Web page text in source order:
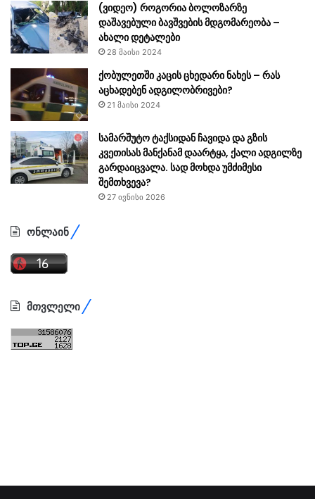
(ვიდეო) როგორია ბოლოზარზე
დაშავებული ბავშვების მდგომარეობა –
ახალი დეტალები
28 მაისი 2024
ქობულეთში კაცის ცხედარი ნახეს – რას
აცხადებენ ადგილობრივები?
21 მაისი 2024
სამარშუტო ტაქსიდან ჩავიდა და გზის
კვეთისას მანქანამ დაარტყა, ქალი ადგილზე
გარდაიცვალა. სად მოხდა უმძიმესი
შემთხვევა?
27 ივნისი 2026
ონლაინ
მთვლელი